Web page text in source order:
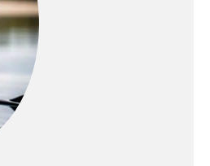
maximale de 300 lb. Avec 2
stabilisateurs épais, vous ne
sentirez aucune oscillation
en ramant dessus.
【AFFICHAGE RÉGLABLE À
360 DEGRÉS】 Ce rameur
est doté d'un écran